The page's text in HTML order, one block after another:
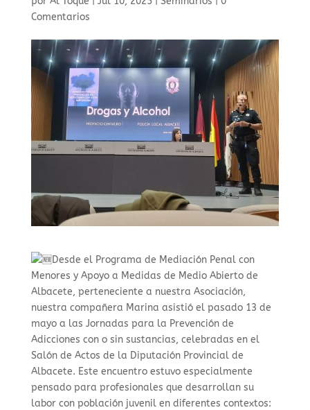
Comentarios
Desde el Programa de Mediación Penal con
Menores y Apoyo a Medidas de Medio Abierto de
Albacete, perteneciente a nuestra Asociación,
nuestra compañera Marina asistió el pasado 13 de
mayo a las Jornadas para la Prevención de
Adicciones con o sin sustancias, celebradas en el
Salón de Actos de la Diputación Provincial de
Albacete. Este encuentro estuvo especialmente
pensado para profesionales que desarrollan su
labor con población juvenil en diferentes contextos: